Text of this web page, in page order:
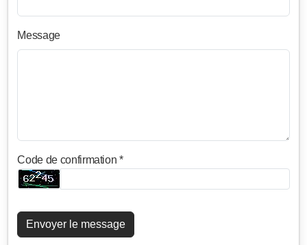
Message
Code de confirmation *
Envoyer le message